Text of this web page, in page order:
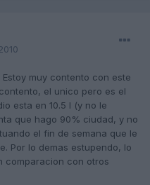
muy contento con este
el unico pero es el
esta en 10.5 l (y no le
que hago 90% ciudad, y no
el fin de semana que le
Por lo demas estupendo, lo
comparacion con otros